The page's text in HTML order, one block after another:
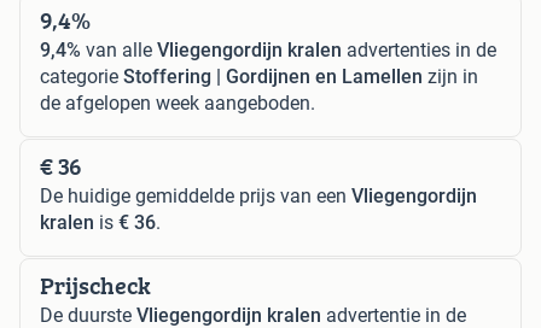
9,4%
9,4% van alle Vliegengordijn kralen advertenties in de
categorie Stoffering | Gordijnen en Lamellen zijn in
de afgelopen week aangeboden.
€ 36
De huidige gemiddelde prijs van een Vliegengordijn
kralen is € 36.
Prijscheck
De duurste Vliegengordijn kralen advertentie in de